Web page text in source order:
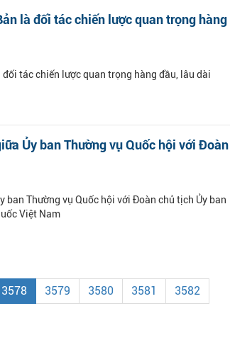
là đối tác chiến lược quan trọng hàng
tác chiến lược quan trọng hàng đầu, lâu dài
Ủy ban Thường vụ Quốc hội với Đoàn
ban Thường vụ Quốc hội với Đoàn chủ tịch Ủy ban
Việt Nam
3578 3579 3580 3581
3582